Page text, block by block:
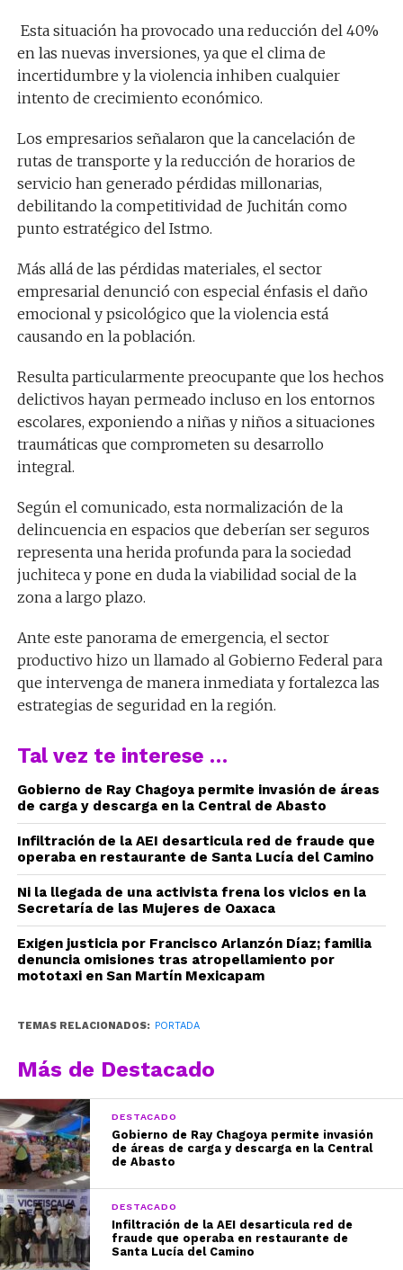
Esta situación ha provocado una reducción del 40%
en las nuevas inversiones, ya que el clima de
incertidumbre y la violencia inhiben cualquier
intento de crecimiento económico.
Los empresarios señalaron que la cancelación de
rutas de transporte y la reducción de horarios de
servicio han generado pérdidas millonarias,
debilitando la competitividad de Juchitán como
punto estratégico del Istmo.
Más allá de las pérdidas materiales, el sector
empresarial denunció con especial énfasis el daño
emocional y psicológico que la violencia está
causando en la población.
Resulta particularmente preocupante que los hechos
delictivos hayan permeado incluso en los entornos
escolares, exponiendo a niñas y niños a situaciones
traumáticas que comprometen su desarrollo
integral.
Según el comunicado, esta normalización de la
delincuencia en espacios que deberían ser seguros
representa una herida profunda para la sociedad
juchiteca y pone en duda la viabilidad social de la
zona a largo plazo.
Ante este panorama de emergencia, el sector
productivo hizo un llamado al Gobierno Federal para
que intervenga de manera inmediata y fortalezca las
estrategias de seguridad en la región.
Tal vez te interese …
Gobierno de Ray Chagoya permite invasión de áreas
de carga y descarga en la Central de Abasto
Infiltración de la AEI desarticula red de fraude que
operaba en restaurante de Santa Lucía del Camino
Ni la llegada de una activista frena los vicios en la
Secretaría de las Mujeres de Oaxaca
Exigen justicia por Francisco Arlanzón Díaz; familia
denuncia omisiones tras atropellamiento por
mototaxi en San Martín Mexicapam
TEMAS RELACIONADOS: PORTADA
Más de Destacado
DESTACADO
Gobierno de Ray Chagoya permite invasión
de áreas de carga y descarga en la Central
de Abasto
DESTACADO
Infiltración de la AEI desarticula red de
fraude que operaba en restaurante de
Santa Lucía del Camino